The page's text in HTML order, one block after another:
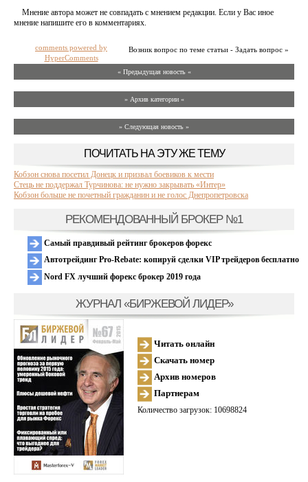
Мнение автора может не совпадать с мнением редакции. Если у Вас иное
мнение напишите его в комментариях.
Возник вопрос по теме статьи - Задать вопрос »
comments powered by
HyperComments
« Предыдущая новость «
» Архив категории «
» Следующая новость »
ПОЧИТАТЬ НА ЭТУ ЖЕ ТЕМУ
Кобзон снова посетил Донецк и призвал боевиков к мести
Стець не поддержал Турчинова: не нужно закрывать «Интер»
Кобзон больше не почетный гражданин и не голос Днепропетровска
РЕКОМЕНДОВАННЫЙ БРОКЕР №1
Самый правдивый рейтинг брокеров форекс
Автотрейдинг Pro-Rebate: копируй сделки VIP трейдеров бесплатно
Nord FX лучший форекс брокер 2019 года
ЖУРНАЛ «БИРЖЕВОЙ ЛИДЕР»
Читать онлайн
Скачать номер
Архив номеров
Партнерам
Количество загрузок: 10698824